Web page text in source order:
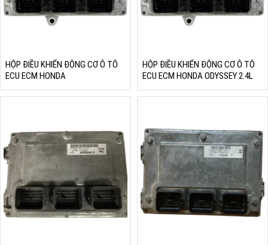
HỘP ĐIỀU KHIỂN ĐỘNG CƠ Ô TÔ
ECU ECM HONDA
HỘP ĐIỀU KHIỂN ĐỘNG CƠ Ô TÔ
ECU ECM HONDA ODYSSEY 2.4L